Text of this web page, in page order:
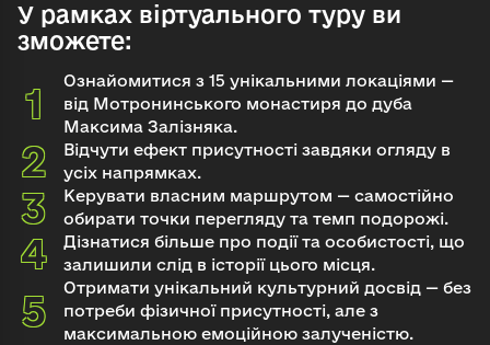
У рамках віртуального туру ви
зможете:
Ознайомитися з 15 унікальними локаціями —
від Мотронинського монастиря до дуба
Максима Залізняка.
Відчути ефект присутності завдяки огляду в
усіх напрямках.
Керувати власним маршрутом — самостійно
обирати точки перегляду та темп подорожі.
Дізнатися більше про події та особистості, що
залишили слід в історії цього місця.
Отримати унікальний культурний досвід — без
потреби фізичної присутності, але з
максимальною емоційною залученістю.